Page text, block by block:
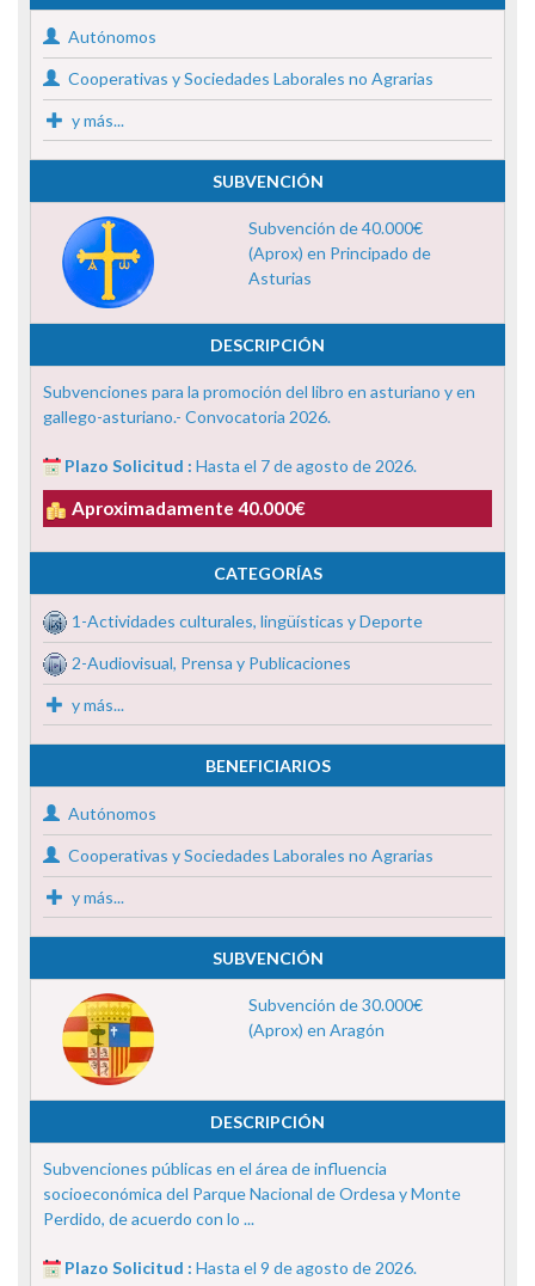
Autónomos
Cooperativas y Sociedades Laborales no Agrarias
y más...
SUBVENCIÓN
Subvención de 40.000€
(Aprox) en Principado de
Asturias
DESCRIPCIÓN
Subvenciones para la promoción del libro en asturiano y en
gallego-asturiano.- Convocatoria 2026.
Plazo Solicitud : Hasta el 7 de agosto de 2026.
Aproximadamente 40.000€
CATEGORÍAS
1-Actividades culturales, lingüísticas y Deporte
2-Audiovisual, Prensa y Publicaciones
y más...
BENEFICIARIOS
Autónomos
Cooperativas y Sociedades Laborales no Agrarias
y más...
SUBVENCIÓN
Subvención de 30.000€
(Aprox) en Aragón
DESCRIPCIÓN
Subvenciones públicas en el área de influencia
socioeconómica del Parque Nacional de Ordesa y Monte
Perdido, de acuerdo con lo ...
Plazo Solicitud : Hasta el 9 de agosto de 2026.